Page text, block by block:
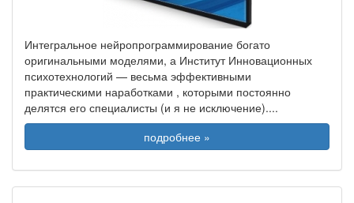
Интегральное нейропрограммирование богато
оригинальными моделями, а Институт Инновационных
психотехнологий — весьма эффективными
практическими наработками , которыми постоянно
делятся его специалисты (и я не исключение)....
подробнее »